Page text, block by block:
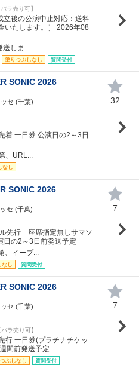
ラ売り可】
後の公演中止対応：送料
いたします。］ 2026年08
送しま...
塗りつぶしなし 質問受付
SONIC 2026
セ (千葉)
着 一日券 公演日の2～3日
、URL...
なし
32
SONIC 2026
セ (千葉)
先行 座席指定無しサマソ
日の2～3日前発送予定
、イープ...
なし 質問受付
7
SONIC 2026
セ (千葉)
ラ売り可】
行 一日券(プラチナチケッ
間前発送予定
ぶしなし 質問受付
7